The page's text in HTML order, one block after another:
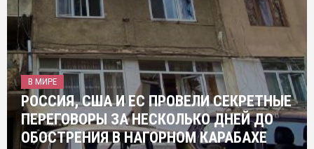
В МИРЕ
РОССИЯ, США И ЕС ПРОВЕЛИ СЕКРЕТНЫЕ
ПЕРЕГОВОРЫ ЗА НЕСКОЛЬКО ДНЕЙ ДО
ОБОСТРЕНИЯ В НАГОРНОМ КАРАБАХЕ